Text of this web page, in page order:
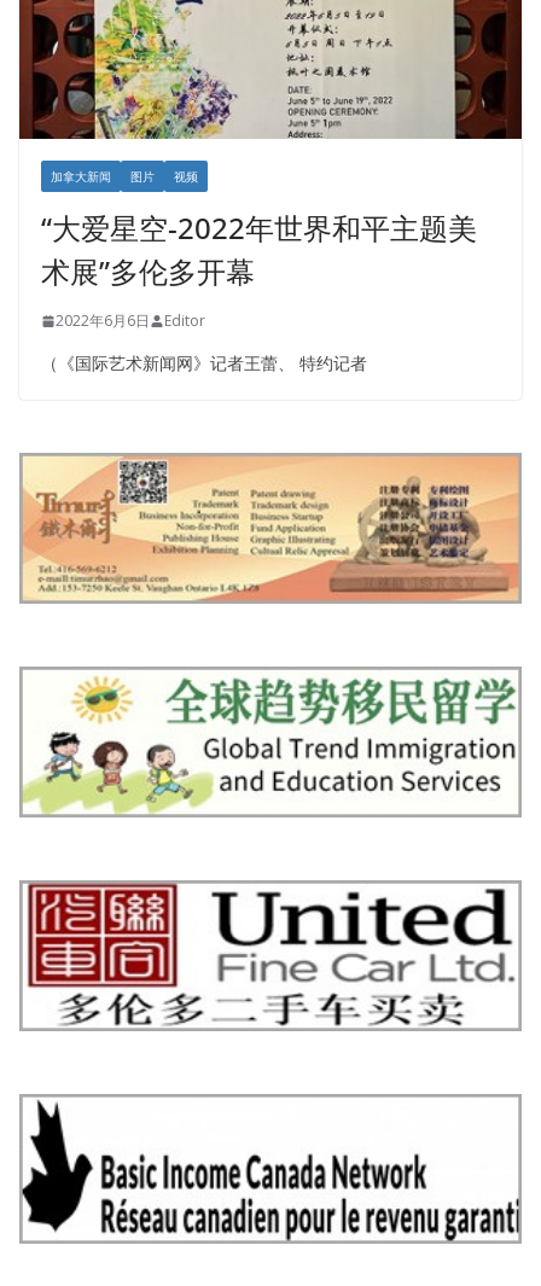
加拿大新闻 图片 视频
“大爱星空-2022年世界和平主题美
术展”多伦多开幕
2022年6月6日 Editor
（《国际艺术新闻网》记者王蕾、 特约记者